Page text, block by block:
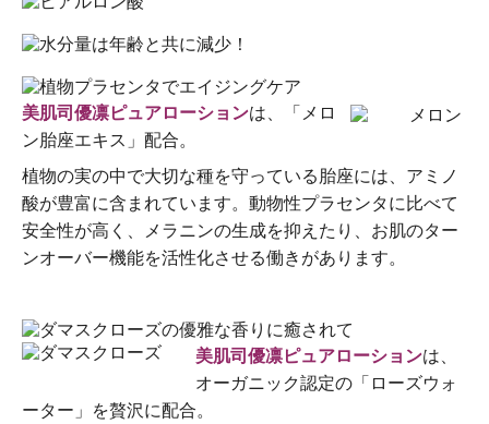
美肌司優凛ピュアローションは、「メロ
ン胎座エキス」配合。
植物の実の中で大切な種を守っている胎座には、アミノ
酸が豊富に含まれています。動物性プラセンタに比べて
安全性が高く、メラニンの生成を抑えたり、お肌のター
ンオーバー機能を活性化させる働きがあります。
美肌司優凛ピュアローションは、
オーガニック認定の「ローズウォ
ーター」を贅沢に配合。